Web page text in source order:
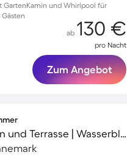
GartenKamin und Whirlpool für
ab 130 €
pro Nacht
Zum Angebot
Ferienhaus mit Grill, Garten und Terrasse | Wasserblick